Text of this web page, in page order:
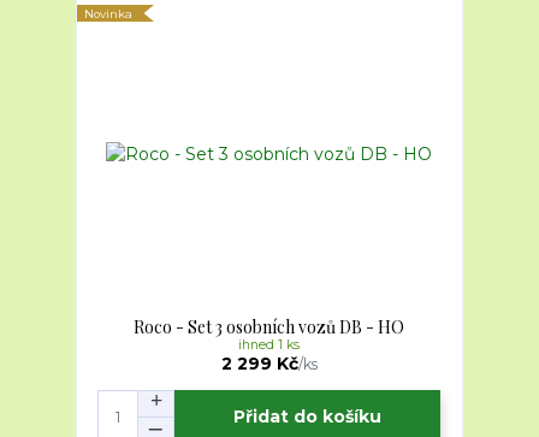
Novinka
Roco - Set 3 osobních vozů DB - HO
2 299 Kč/ks
ihned 1 ks
Přidat do košíku